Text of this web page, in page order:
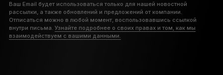
Ваш Email будет использоваться только для нашей новостной
рассылки, а также обновлений и предложений от компании.
Отписаться можно в любой момент, воспользовавшись ссылкой
внутри письма. Узнайте подробнее о своих правах и том, как мы
взаимодействуем с вашими данными.